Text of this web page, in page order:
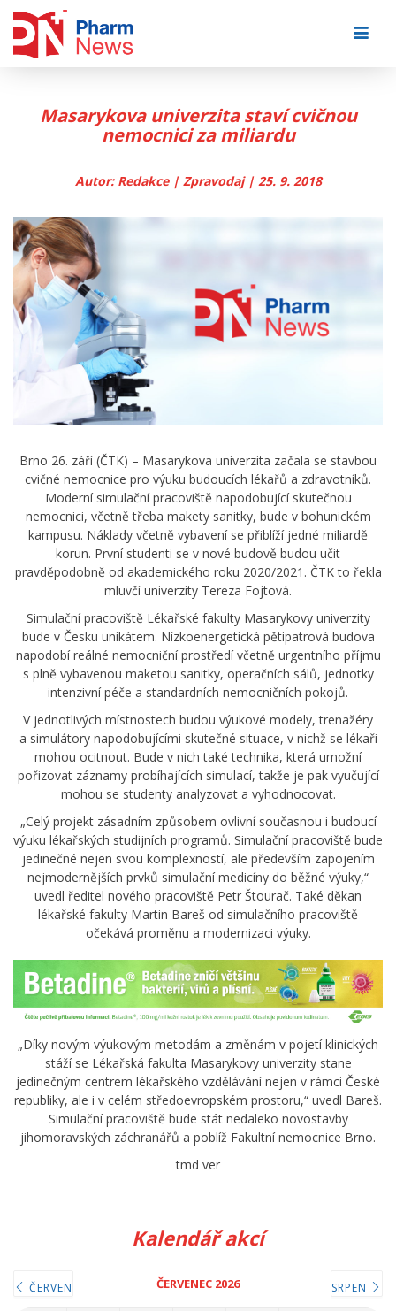
Masarykova univerzita staví cvičnou
nemocnici za miliardu
Autor: Redakce | Zpravodaj | 25. 9. 2018
Brno 26. září (ČTK) – Masarykova univerzita začala se stavbou
cvičné nemocnice pro výuku budoucích lékařů a zdravotníků.
Moderní simulační pracoviště napodobující skutečnou
nemocnici, včetně třeba makety sanitky, bude v bohunickém
kampusu. Náklady včetně vybavení se přiblíží jedné miliardě
korun. První studenti se v nové budově budou učit
pravděpodobně od akademického roku 2020/2021. ČTK to řekla
mluvčí univerzity Tereza Fojtová.
Simulační pracoviště Lékařské fakulty Masarykovy univerzity
bude v Česku unikátem. Nízkoenergetická pětipatrová budova
napodobí reálné nemocniční prostředí včetně urgentního příjmu
s plně vybavenou maketou sanitky, operačních sálů, jednotky
intenzivní péče a standardních nemocničních pokojů.
V jednotlivých místnostech budou výukové modely, trenažéry
a simulátory napodobujícími skutečné situace, v nichž se lékaři
mohou ocitnout. Bude v nich také technika, která umožní
pořizovat záznamy probíhajících simulací, takže je pak vyučující
mohou se studenty analyzovat a vyhodnocovat.
„Celý projekt zásadním způsobem ovlivní současnou i budoucí
výuku lékařských studijních programů. Simulační pracoviště bude
jedinečné nejen svou komplexností, ale především zapojením
nejmodernějších prvků simulační medicíny do běžné výuky,“
uvedl ředitel nového pracoviště Petr Štourač. Také děkan
lékařské fakulty Martin Bareš od simulačního pracoviště
očekává proměnu a modernizaci výuky.
„Díky novým výukovým metodám a změnám v pojetí klinických
stáží se Lékařská fakulta Masarykovy univerzity stane
jedinečným centrem lékařského vzdělávání nejen v rámci České
republiky, ale i v celém středoevropském prostoru,“ uvedl Bareš.
Simulační pracoviště bude stát nedaleko novostavby
jihomoravských záchranářů a poblíž Fakultní nemocnice Brno.
tmd ver
Kalendář akcí
ČERVEN ČERVENEC 2026 SRPEN